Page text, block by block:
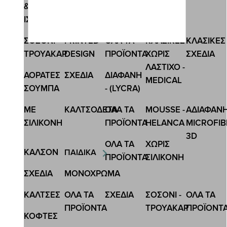
ΚΑΛΤΣΑ ΠΕΤΣΕΤΕ 3PACK
9,30 € 6,98 €
&
ΙΣΟΘΕΡΜΙΚΕΣ
ΚΛΑΣΙΚΕΣ
ΣΧΕΔΙΑ
ΚΛΑΣΙΚΕΣ
ΧΩΡΙΣ
ΛΑΣΤΙΧΟ -
MEDICAL
ΟΛΑ ΤΑ
ΠΡΟΪΟΝΤΑ
PRINTED
DESIGN
ΣΟΣΟΝΙ-
ΤΡΟΥΑΚΑΡ
ΔΙΑΦΑΝΗ
- (LYCRA)
ΣΧΕΔΙA
ΑΟΡΑΤΕΣ
ΣΟΥΜΠΑ
3D
MOUSSE -
HELANCA
ΟΛΑ ΤΑ
ΠΡΟΪΟΝΤΑ
ΚΑΛΤΣΟΔΕΤΑ
ΜΕ
ΣΙΛΙΚΟΝΗ
ΧΩΡΙΣ
ΣΙΛΙΚΟΝΗ
ΟΛΑ ΤΑ
ΠΡΟΪΟΝΤΑ
ΠΑΙΔΙΚΑ
ΚΑΛΣΟΝ
ΜΟΝΟΧΡΩΜΑ
ΣΧΕΔΙΑ
ΟΛΑ ΤΑ
ΣΟΣΟΝΙ -
ΤΡΟΥΑΚΑΡ
ΣΧΕΔΙΑ
ΟΛΑ ΤΑ
ΠΡΟΪΟΝΤΑ
ΚΑΛΤΣΕΣ
ΚΟΦΤΕΣ